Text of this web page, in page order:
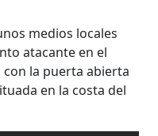
medios locales
atacante en el
la puerta abierta
en la costa del